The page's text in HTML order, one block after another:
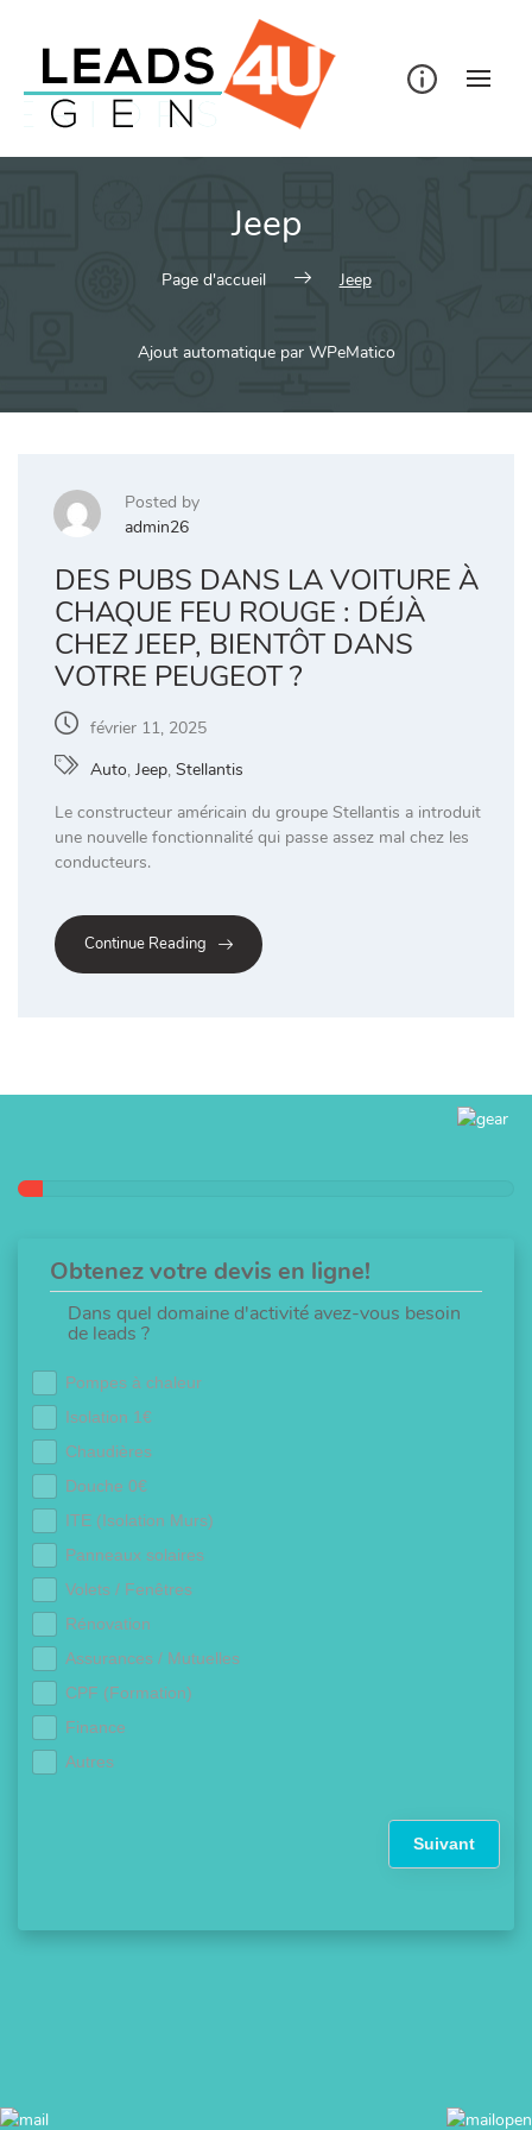
Jeep
Page d'accueil Jeep
Ajout automatique par WPeMatico
Posted by
admin26
DES PUBS DANS LA VOITURE À
CHAQUE FEU ROUGE : DÉJÀ
CHEZ JEEP, BIENTÔT DANS
VOTRE PEUGEOT ?
février 11, 2025
Auto, Jeep, Stellantis
Le constructeur américain du groupe Stellantis a introduit
une nouvelle fonctionnalité qui passe assez mal chez les
conducteurs.
Continue Reading
Obtenez votre devis en ligne!
Dans quel domaine d'activité avez-vous besoin
de leads ?
Pompes à chaleur
Isolation 1€
Chaudières
Douche 0€
ITE (Isolation Murs)
Panneaux solaires
Volets / Fenêtres
Rénovation
Assurances / Mutuelles
CPF (Formation)
Finance
Autres
Suivant